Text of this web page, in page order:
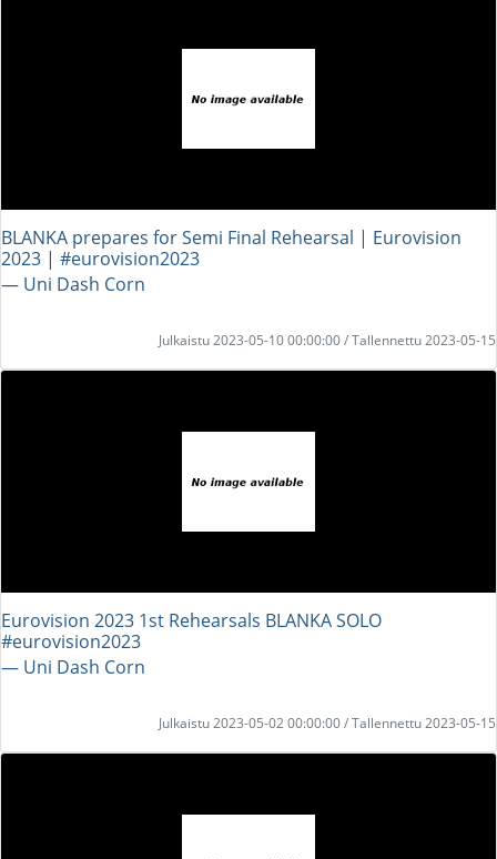
BLANKA prepares for Semi Final Rehearsal | Eurovision
2023 | #eurovision2023
― Uni Dash Corn
Julkaistu 2023-05-10 00:00:00 / Tallennettu 2023-05-15
Eurovision 2023 1st Rehearsals BLANKA SOLO
#eurovision2023
― Uni Dash Corn
Julkaistu 2023-05-02 00:00:00 / Tallennettu 2023-05-15